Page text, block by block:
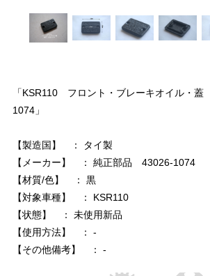
「KSR110 フロント・ブレーキオイル・
1074」
【製造国】 ： タイ製
【メーカー】 ： 純正部品 43026-1074
【材質/色】 ： 黒
【対象車種】 ： KSR110
【状態】 ： 未使用新品
【使用方法】 ： -
【その他備考】 ： -